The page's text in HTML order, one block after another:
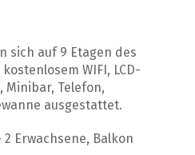
sich auf 9 Etagen des
WIFI, LCD-
Minibar, Telefon,
ausgestattet.
2 Erwachsene, Balkon